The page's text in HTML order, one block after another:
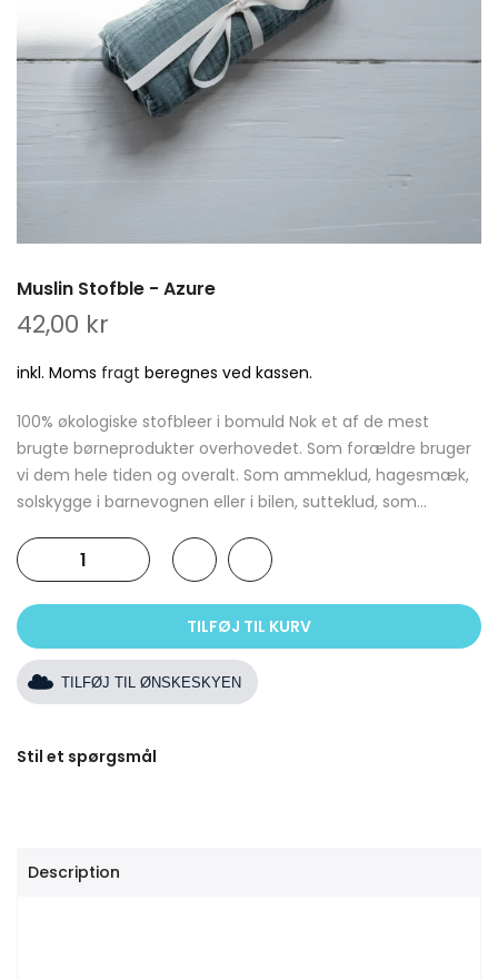
Muslin Stofble - Azure
42,00 kr
inkl. Moms fragt beregnes ved kassen.
100% økologiske stofbleer i bomuld Nok et af de mest
brugte børneprodukter overhovedet. Som forældre bruger
vi dem hele tiden og overalt. Som ammeklud, hagesmæk,
solskygge i barnevognen eller i bilen, sutteklud, som...
TILFØJ TIL KURV
TILFØJ TIL ØNSKESKYEN
Stil et spørgsmål
Description